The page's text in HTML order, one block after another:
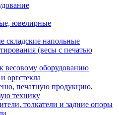
ювелирные
складские напольные
(весы с печатью
весовому оборудованию
оргстекла
печатную продукцию,
технику
толкатели и задние опоры